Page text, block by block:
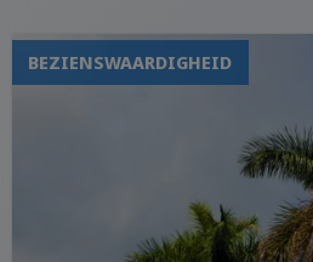
BEZIENSWAARDIGHEID